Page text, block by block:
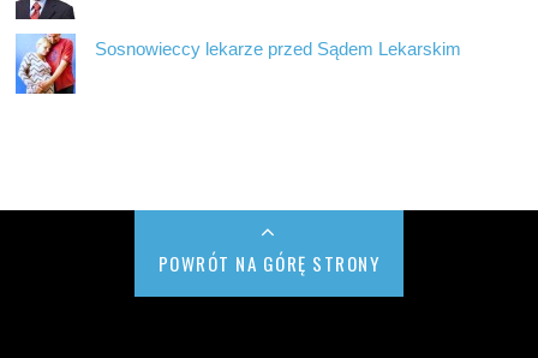
Sosnowieccy lekarze przed Sądem Lekarskim
POWRÓT NA GÓRĘ STRONY